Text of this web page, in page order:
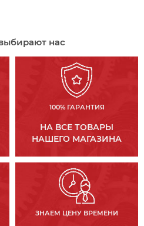
нас
100% ГАРАНТИЯ
НА ВСЕ ТОВАРЫ
НАШЕГО МАГАЗИНА
ЗНАЕМ ЦЕНУ ВРЕМЕНИ